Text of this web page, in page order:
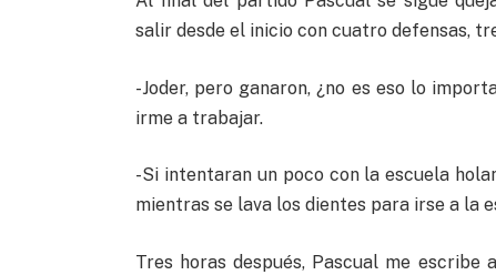
salir desde el inicio con cuatro defensas,
-Joder, pero ganaron, ¿no es eso lo
irme a trabajar.
-Si intentaran un poco con la escuela
mientras se lava los dientes para irse a la
Tres horas después, Pascual me escribe